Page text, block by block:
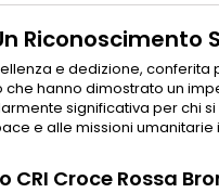
Riconoscimento
e dedizione, conferita
hanno dimostrato un
significativa per chi
e alle missioni
Croce Rossa